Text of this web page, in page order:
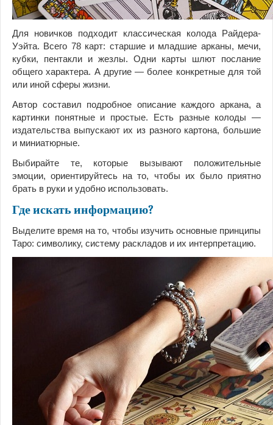
Для новичков подходит классическая колода Райдера-
Уэйта. Всего 78 карт: стapшиe и младшие apкaны, мечи,
кубки, пентакли и жезлы. Одни карты шлют послание
общего характера. А другие — более конкретные для той
или иной сферы жизни.
Автор составил подробное описание каждого аркана, а
картинки понятные и простые. Есть разные колоды —
издательства выпускают их из разного картона, большие
и миниатюрные.
Выбирайте те, которые вызывают положительные
эмоции, ориентируйтесь на то, чтобы их было приятно
брать в руки и удобно использовать.
Где искать информацию?
Выделите время на то, чтобы изучить основные принципы
Таро: символику, систему раскладов и их интерпретацию.